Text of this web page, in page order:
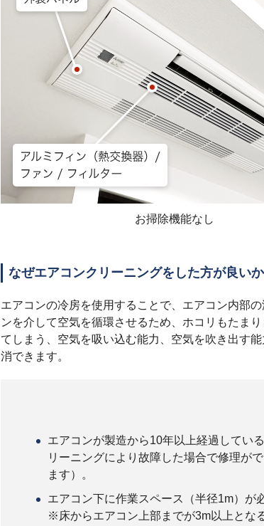
お掃除機能なし
なぜエアコンクリーニングをした方が良いか
エアコンの冷房を使用することで、エアコン内部
ンを介して空気を循環させるため、ホコリもたま
てしまう、空気を吸い込む能力、空気を吹き出す
消できます。
エアコンが製造から10年以上経過してい
リーニングにより故障した場合で修理が
ます）。
エアコン下に作業スペース（半径1m）が
※床からエアコン上部までが3m以上とな